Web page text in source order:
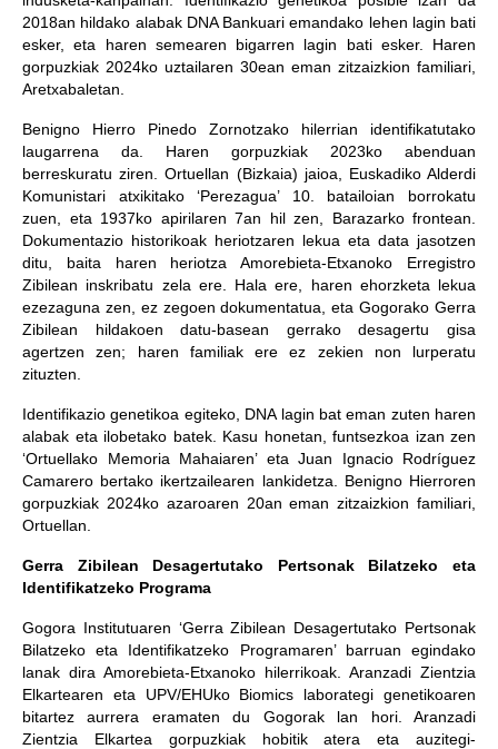
2018an hildako alabak DNA Bankuari emandako lehen lagin bati
esker, eta haren semearen bigarren lagin bati esker. Haren
gorpuzkiak 2024ko uztailaren 30ean eman zitzaizkion familiari,
Aretxabaletan.
Benigno Hierro Pinedo Zornotzako hilerrian identifikatutako
laugarrena da. Haren gorpuzkiak 2023ko abenduan
berreskuratu ziren. Ortuellan (Bizkaia) jaioa, Euskadiko Alderdi
Komunistari atxikitako ‘Perezagua’ 10. batailoian borrokatu
zuen, eta 1937ko apirilaren 7an hil zen, Barazarko frontean.
Dokumentazio historikoak heriotzaren lekua eta data jasotzen
ditu, baita haren heriotza Amorebieta-Etxanoko Erregistro
Zibilean inskribatu zela ere. Hala ere, haren ehorzketa lekua
ezezaguna zen, ez zegoen dokumentatua, eta Gogorako Gerra
Zibilean hildakoen datu-basean gerrako desagertu gisa
agertzen zen; haren familiak ere ez zekien non lurperatu
zituzten.
Identifikazio genetikoa egiteko, DNA lagin bat eman zuten haren
alabak eta ilobetako batek. Kasu honetan, funtsezkoa izan zen
‘Ortuellako Memoria Mahaiaren’ eta Juan Ignacio Rodríguez
Camarero bertako ikertzailearen lankidetza. Benigno Hierroren
gorpuzkiak 2024ko azaroaren 20an eman zitzaizkion familiari,
Ortuellan.
Gerra Zibilean Desagertutako Pertsonak Bilatzeko eta
Identifikatzeko Programa
Gogora Institutuaren ‘Gerra Zibilean Desagertutako Pertsonak
Bilatzeko eta Identifikatzeko Programaren’ barruan egindako
lanak dira Amorebieta-Etxanoko hilerrikoak. Aranzadi Zientzia
Elkartearen eta UPV/EHUko Biomics laborategi genetikoaren
bitartez aurrera eramaten du Gogorak lan hori. Aranzadi
Zientzia Elkartea gorpuzkiak hobitik atera eta auzitegi-